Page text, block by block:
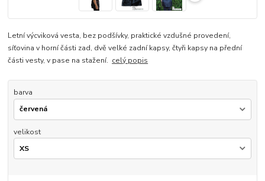
Letní výcviková vesta, bez podšívky, praktické vzdušné provedení,
síťovina v horní části zad, dvě velké zadní kapsy, čtyři kapsy na přední
části vesty, v pase na stažení. celý popis
barva
velikost